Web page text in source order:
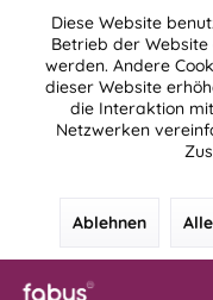
Diese Website
Betrieb der
werden. Andere
dieser Website
die Interaktion
Netzwerken
Ablehnen